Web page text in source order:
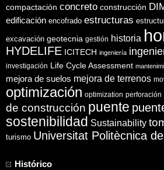
compactación concreto construcción
edificación encofrado estructuras
excavación geotecnia gestión historia
HYDELIFE ICITECH ingeniería
investigación Life Cycle Assessment
mejora de suelos mejora de terrenos
optimización optimization perforación
de construcción puente
sostenibilidad Sustainability
turismo Universitat Politècnica
Histórico